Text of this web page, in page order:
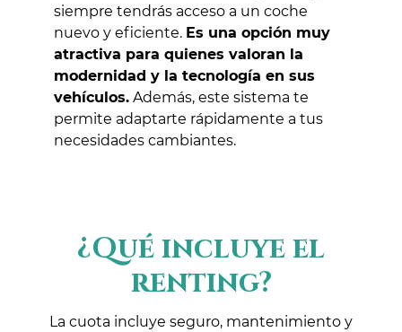
siempre tendrás acceso a un coche
nuevo y eficiente. Es una opción muy
atractiva para quienes valoran la
modernidad y la tecnología en sus
vehículos. Además, este sistema te
permite adaptarte rápidamente a tus
necesidades cambiantes.
¿Qué incluye el
renting?
La cuota incluye seguro, mantenimiento y